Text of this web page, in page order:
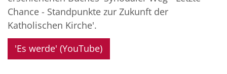
Chance - Standpunkte zur Zukunft der
Katholischen Kirche'.
'Es werde' (YouTube)